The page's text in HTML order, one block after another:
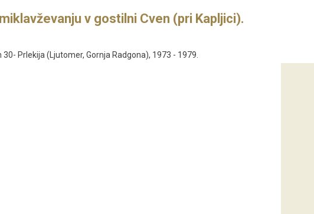
v gostilni Cven (pri Kapljici).
30- Prlekija (Ljutomer, Gornja Radgona), 1973 - 1979.